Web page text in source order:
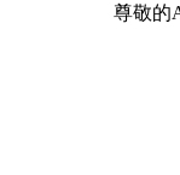
尊敬的